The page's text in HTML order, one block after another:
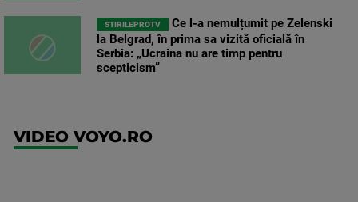
STIRILEPROTV
Ce l-a nemulțumit pe Zelenski
la Belgrad, în prima sa vizită oficială în
Serbia: „Ucraina nu are timp pentru
scepticism”
VIDEO VOYO.RO